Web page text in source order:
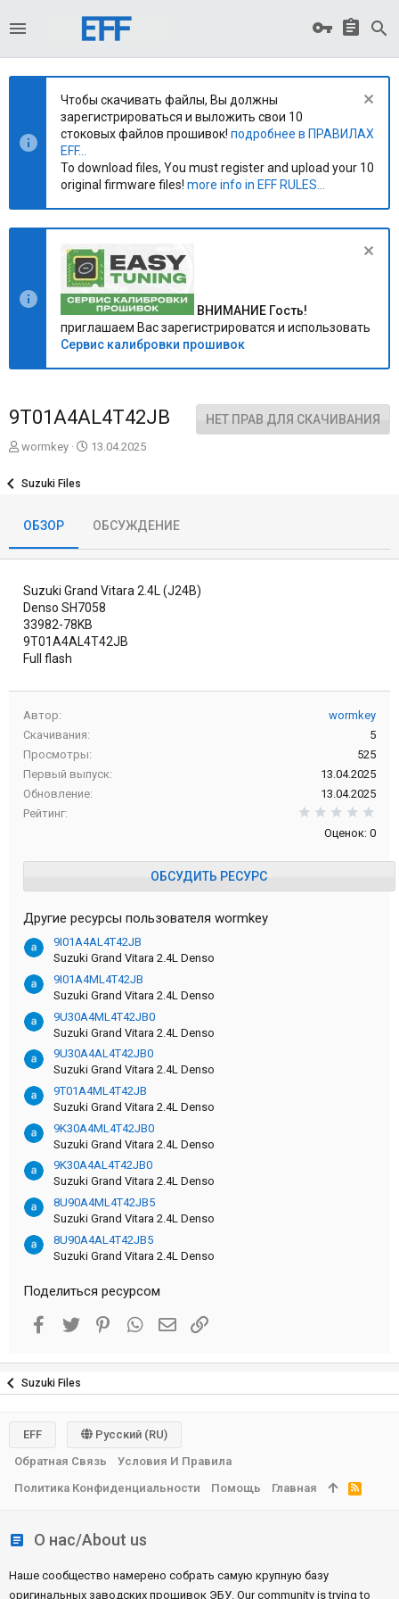
Чтобы скачивать файлы, Вы должны
зарегистрироваться и выложить свои 10
стоковых файлов прошивок! подробнее в ПРАВИЛАХ
EFF...
To download files, You must register and upload your 10
original firmware files! more info in EFF RULES...
ВНИМАНИЕ Гость!
приглашаем Вас зарегистрироватся и использовать
Сервис калибровки прошивок
9T01A4AL4T42JB НЕТ ПРАВ ДЛЯ СКАЧИВАНИЯ
А
т
wormkey
Д
о
д
н
и
я
13.04.2025
Suzuki Files
ОБЗОР ОБСУЖДЕНИЕ
Suzuki Grand Vitara 2.4L (J24B)
Denso SH7058
33982-78KB
9T01A4AL4T42JB
Full flash
Автор
wormkey
Скачивания
5
Просмотры
525
Первый выпуск
13.04.2025
Обновление
13.04.2025
Рейтинг
Оценок: 0
ОБСУДИТЬ РЕСУРС
Другие ресурсы пользователя wormkey
9I01A4AL4T42JB
Suzuki Grand Vitara 2.4L Denso
9I01A4ML4T42JB
Suzuki Grand Vitara 2.4L Denso
9U30A4ML4T42JB0
Suzuki Grand Vitara 2.4L Denso
9U30A4AL4T42JB0
Suzuki Grand Vitara 2.4L Denso
9T01A4ML4T42JB
Suzuki Grand Vitara 2.4L Denso
9K30A4ML4T42JB0
Suzuki Grand Vitara 2.4L Denso
9K30A4AL4T42JB0
Suzuki Grand Vitara 2.4L Denso
8U90A4ML4T42JB5
Suzuki Grand Vitara 2.4L Denso
8U90A4AL4T42JB5
Suzuki Grand Vitara 2.4L Denso
Поделиться ресурсом
Facebook
Twitter PinterestWhatsAppЭлектронная почта
Ссылка
Suzuki Files
О нас/About us
Наше сообщество намерено собрать самую крупную базу
оригинальных заводских прошивок ЭБУ. Our community is trying to
EFF
Русский (RU)
Обратная Связь
Условия И Правила
Политика Конфиденциальности
Помощь Главная
R